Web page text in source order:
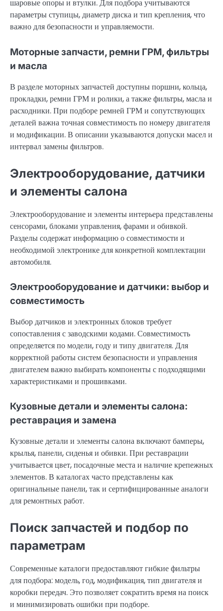
шаровые опоры и втулки. Для подбора учитываются
параметры ступицы, диаметр диска и тип крепления, что
важно для безопасности и управляемости.
Моторные запчасти, ремни ГРМ, фильтры
и масла
В разделе моторных запчастей доступны поршни, кольца,
прокладки, ремни ГРМ и ролики, а также фильтры, масла и
расходники. При подборе ремней ГРМ и сопутствующих
деталей важна точная совместимость по номеру двигателя
и модификации. В описании указываются допуски масел и
интервал замены фильтров.
Электрооборудование, датчики
и элементы салона
Электрооборудование и элементы интерьера представлены
сенсорами, блоками управления, фарами и обивкой.
Разделы содержат информацию о совместимости и
необходимой электронике для конкретной комплектации
автомобиля.
Электрооборудование и датчики: выбор и
совместимость
Выбор датчиков и электронных блоков требует
сопоставления с заводскими кодами. Совместимость
определяется по модели, году и типу двигателя. Для
корректной работы систем безопасности и управления
двигателем важно выбирать компоненты с подходящими
характеристиками и прошивками.
Кузовные детали и элементы салона:
реставрация и замена
Кузовные детали и элементы салона включают бамперы,
крылья, панели, сиденья и обивки. При реставрации
учитывается цвет, посадочные места и наличие крепежных
элементов. В каталогах часто представлены как
оригинальные панели, так и сертифицированные аналоги
для ремонтных работ.
Поиск запчастей и подбор по
параметрам
Современные каталоги предоставляют гибкие фильтры
для подбора: модель, год, модификация, тип двигателя и
коробки передач. Это позволяет сократить время на поиск
и минимизировать ошибки при подборе.